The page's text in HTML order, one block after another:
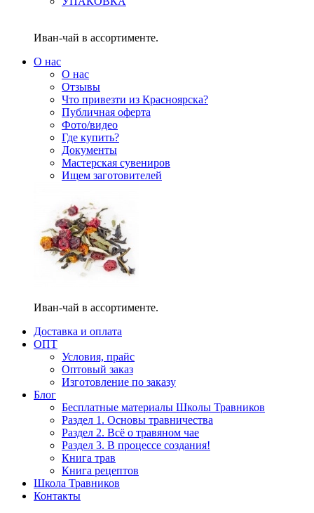
Иван-чай в ассортименте.
О нас
О нас
Отзывы
Что привезти из Красноярска?
Публичная оферта
Фото/видео
Где купить?
Документы
Мастерская сувениров
Ищем заготовителей
Иван-чай в ассортименте.
Доставка и оплата
ОПТ
Условия, прайс
Оптовый заказ
Изготовление по заказу
Блог
Бесплатные материалы Школы Травников
Раздел 1. Основы травничества
Раздел 2. Всё о травяном чае
Раздел 3. В процессе создания!
Книга трав
Книга рецептов
Школа Травников
Контакты